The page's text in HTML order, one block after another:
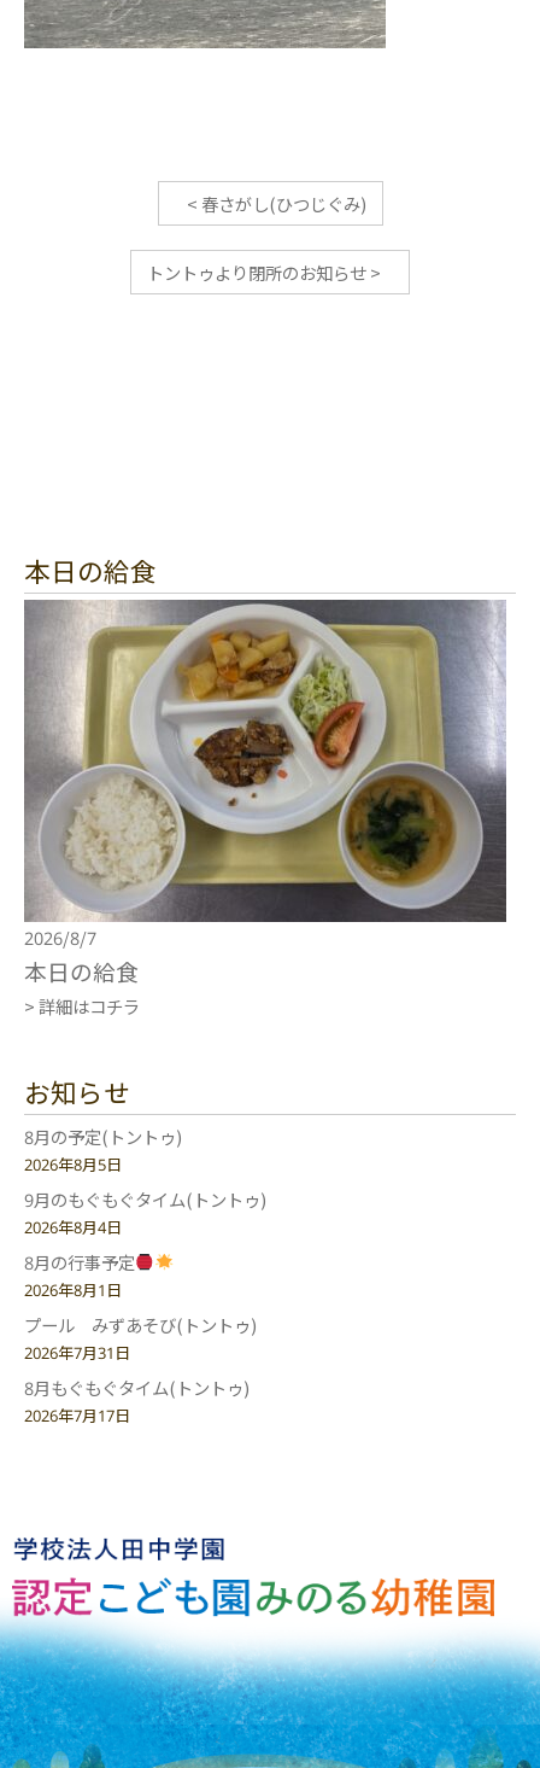
< 春さがし(ひつじぐみ)
トントゥより閉所のお知らせ>
本日の給食
2026/8/7
本日の給食
> 詳細はコチラ
お知らせ
8月の予定(トントゥ)
2026年8月5日
9月のもぐもぐタイム(トントゥ)
2026年8月4日
8月の行事予定
2026年8月1日
プール みずあそび(トントゥ)
2026年7月31日
8月もぐもぐタイム(トントゥ)
2026年7月17日